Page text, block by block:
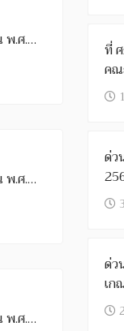
พ.ศ.
พ.ศ.
พ.ศ.
ที่
คณ
จ้า
ด่ว
กร
ด่ว
เก
พ.